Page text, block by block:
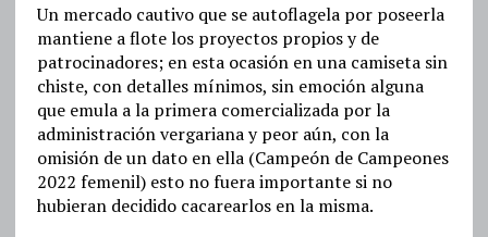
Un mercado cautivo que se autoflagela por poseerla
mantiene a flote los proyectos propios y de
patrocinadores; en esta ocasión en una camiseta sin
chiste, con detalles mínimos, sin emoción alguna
que emula a la primera comercializada por la
administración vergariana y peor aún, con la
omisión de un dato en ella (Campeón de Campeones
2022 femenil) esto no fuera importante si no
hubieran decidido cacarearlos en la misma.